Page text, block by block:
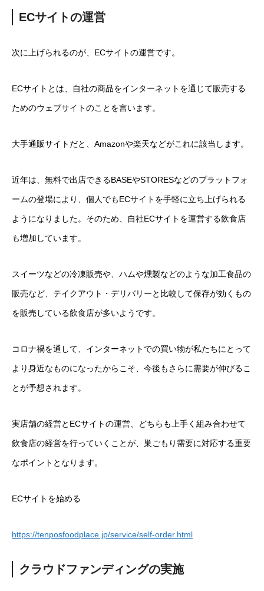
ECサイトの運営
次に上げられるのが、ECサイトの運営です。
ECサイトとは、自社の商品をインターネットを通じて販売する
ためのウェブサイトのことを言います。
大手通販サイトだと、Amazonや楽天などがこれに該当します。
近年は、無料で出店できるBASEやSTORESなどのプラットフォ
ームの登場により、個人でもECサイトを手軽に立ち上げられる
ようになりました。そのため、自社ECサイトを運営する飲食店
も増加しています。
スイーツなどの冷凍販売や、ハムや燻製などのような加工食品の
販売など、テイクアウト・デリバリーと比較して保存が効くもの
を販売している飲食店が多いようです。
コロナ禍を通して、インターネットでの買い物が私たちにとって
より身近なものになったからこそ、今後もさらに需要が伸びるこ
とが予想されます。
実店舗の経営とECサイトの運営、どちらも上手く組み合わせて
飲食店の経営を行っていくことが、巣ごもり需要に対応する重要
なポイントとなります。
ECサイトを始める
https://tenposfoodplace.jp/service/self-order.html
クラウドファンディングの実施